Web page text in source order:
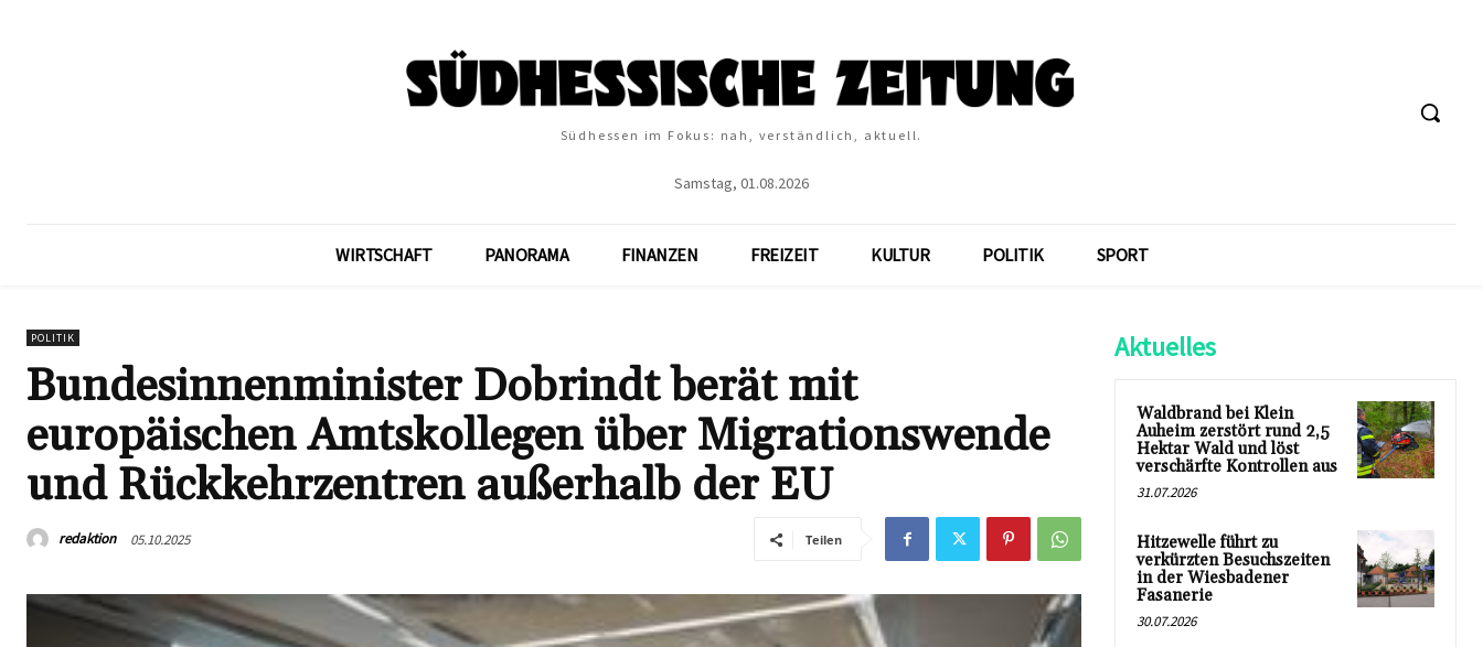
Südhessen im Fokus: nah, verständlich, aktuell.
Samstag, 01.08.2026
WIRTSCHAFT PANORAMA FINANZEN FREIZEIT KULTUR POLITIK SPORT
POLITIK
Bundesinnenminister Dobrindt berät mit
europäischen Amtskollegen über Migrationswende
und Rückkehrzentren außerhalb der EU
redaktion 05.10.2025 Teilen
Aktuelles
Waldbrand bei Klein
Auheim zerstört rund 2,5
Hektar Wald und löst
verschärfte Kontrollen aus
31.07.2026
Hitzewelle führt zu
verkürzten Besuchszeiten
in der Wiesbadener
Fasanerie
30.07.2026